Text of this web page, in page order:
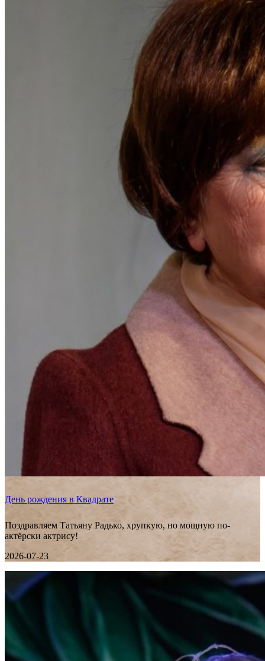
День рождения в Квадрате
Поздравляем Татьяну Радько, хрупкую, но мощную по-
актёрски актрису!
2026-07-23